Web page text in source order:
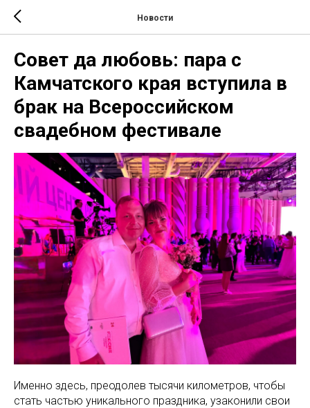
Новости
Совет да любовь: пара с
Камчатского края вступила в
брак на Всероссийском
свадебном фестивале
Именно здесь, преодолев тысячи километров, чтобы
стать частью уникального праздника, узаконили свои